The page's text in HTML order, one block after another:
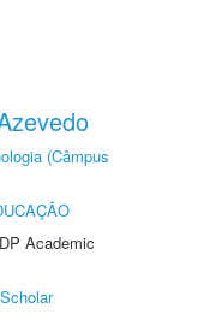
(Câmpus
Academic